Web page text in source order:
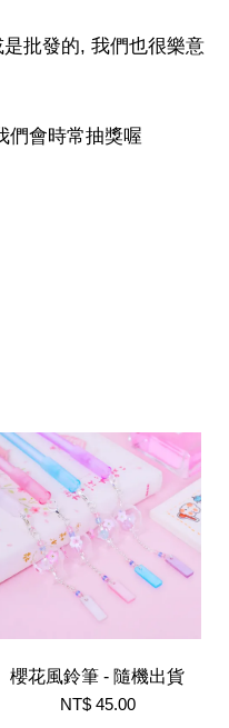
批發的, 我們也很樂意
們會時常抽獎喔
櫻花風鈴筆 - 隨機出貨
NT$ 45.00